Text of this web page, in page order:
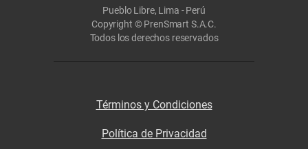
Pueblo Libre, Lima - Perú
Copyright © PrenSmart S.A.C.
Todos los derechos reservados
Términos y Condiciones
Política de Privacidad